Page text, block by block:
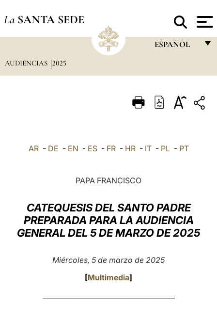
La SANTA SEDE
ESPAÑOL
ITALIANO
中文
LATINE
AUDIENCIAS 2025
AR- DE - EN - ES- FR- HR- IT- PL- PT
PAPA FRANCISCO
CATEQUESIS DEL SANTO PADRE
PREPARADA PARA LA AUDIENCIA
GENERAL DEL 5 DE MARZO DE 2025
Miércoles, 5 de marzo de 2025
[Multimedia]